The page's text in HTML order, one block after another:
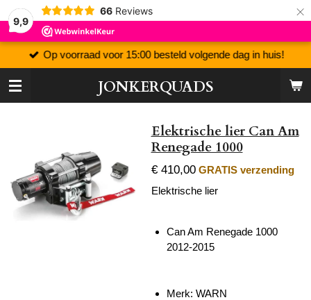
9,9
66 Reviews ×
JONKERQUADS
Op voorraad voor 15:00 besteld volgende dag in huis!
Elektrische lier Can Am
Renegade 1000
€ 410,00 GRATIS verzending
Elektrische lier
Can Am Renegade 1000
2012-2015
Merk: WARN